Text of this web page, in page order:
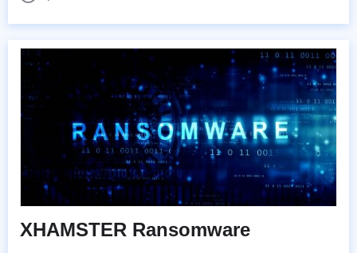
XHAMSTER Ransomware